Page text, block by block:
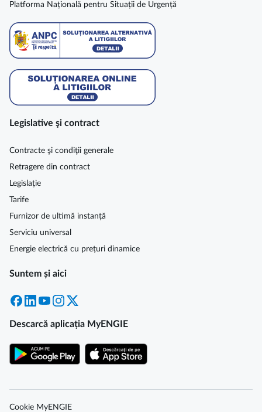
Platforma Națională pentru Situații de Urgență
Legislative şi contract
Contracte şi condiţii generale
Retragere din contract
Legislație
Tarife
Furnizor de ultimă instanță
Serviciu universal
Energie electrică cu prețuri dinamice
Suntem și aici
Facebook
LinkedInYouTubeInstagram
Descarcă aplicația MyENGIE
Cookie MyENGIE